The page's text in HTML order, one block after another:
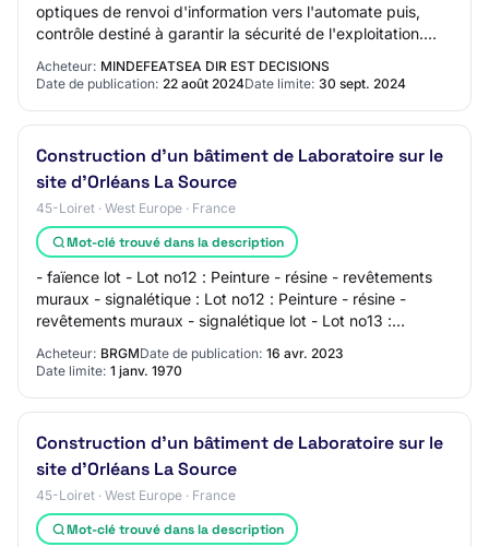
optiques de renvoi d'information vers l'automate puis,
contrôle destiné à garantir la sécurité de l'exploitation.
Acheteur: MINDEFEATSEA DIR EST DECISIONS
Date de publication: 22 août 2024Date limite: 30 sept. 2024
Construction d'un bâtiment de Laboratoire sur le
site d'Orléans La Source
45-Loiret · West Europe · France
Mot-clé trouvé dans la description
- faïence lot - Lot no12 : Peinture - résine - revêtements
muraux - signalétique : Lot no12 : Peinture - résine -
revêtements muraux - signalétique lot - Lot no13 :
Acheteur: BRGMDate de publication: 16 avr. 2023
Date limite: 1 janv. 1970
Construction d'un bâtiment de Laboratoire sur le
site d'Orléans La Source
45-Loiret · West Europe · France
Mot-clé trouvé dans la description